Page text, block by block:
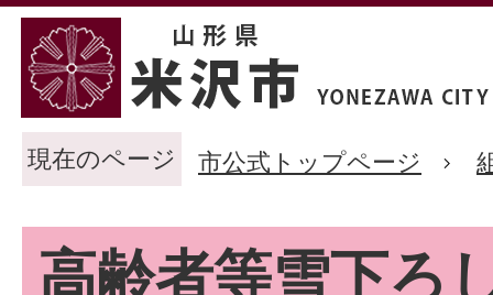
現在のページ 市公式トップページ
高齢者等雪下ろ